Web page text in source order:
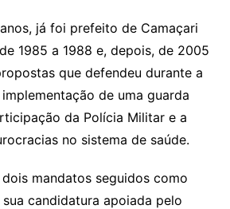
já foi prefeito de Camaçari
1985 a 1988 e, depois, de 2005
que defendeu durante a
de uma guarda
da Polícia Militar e a
no sistema de saúde.
mandatos seguidos como
candidatura apoiada pelo